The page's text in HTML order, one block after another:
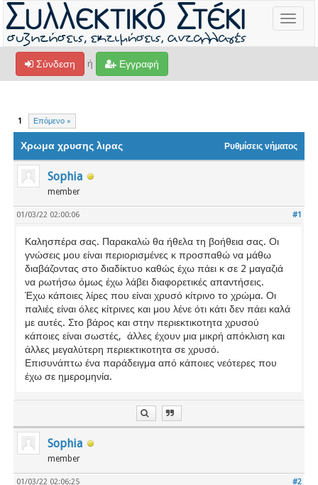
Toggle
Σύνδεση ή Εγγραφή
1 Επόμενο »
Ρυθμίσεις νήματος
Χρωμα χρυσης λιρας
Sophia
member
#1
01/03/22 02:00:06
Καλησπέρα σας. Παρακαλώ θα ήθελα τη βοήθεια σας. Οι
γνώσεις μου είναι περιορισμένες κ προσπαθώ να μάθω
διαβάζοντας στο διαδίκτυο καθώς έχω πάει κ σε 2 μαγαζιά
να ρωτήσω όμως έχω λάβει διαφορετικές απαντήσεις.
Έχω κάποιες λίρες που είναι χρυσό κίτρινο το χρώμα. Οι
παλιές είναι όλες κίτρινες και μου λένε ότι κάτι δεν πάει καλά
με αυτές. Στο βάρος και στην περιεκτικοτητα χρυσού
κάποιες είναι σωστές, άλλες έχουν μια μικρή απόκλιση και
άλλες μεγαλύτερη περιεκτικοτητα σε χρυσό.
Επισυνάπτω ένα παράδειγμα από κάποιες νεότερες που
έχω σε ημερομηνία.
Sophia
member
#2
01/03/22 02:06:25